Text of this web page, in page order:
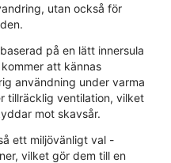
utan också för
på en lätt innersula
att kännas
användning under varma
tillräcklig ventilation, vilket
mot skavsår.
ett miljövänligt val -
vilket gör dem till en